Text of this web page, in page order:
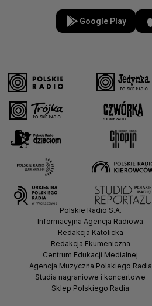
Google Play
Polskie Radio S.A.
Informacyjna Agencja Radiowa
Redakcja Katolicka
Redakcja Ekumeniczna
Centrum Edukacji Medialnej
Agencja Muzyczna Polskiego Radia
Studia nagraniowe i koncertowe
Sklep Polskiego Radia